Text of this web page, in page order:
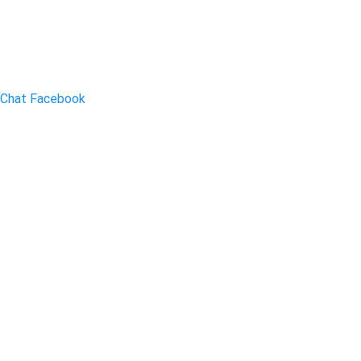
Chat Facebook